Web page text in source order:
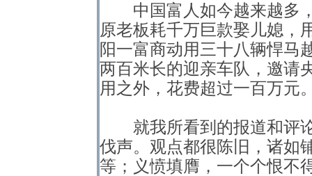
中国富人如今越来越多，
原老板耗千万巨款娶儿媳，
阳一富商动用三十八辆悍马
两百米长的迎亲车队，邀请
用之外，花费超过一百万元
就我所看到的报道和评论
伐声。观点都很陈旧，诸如
等；义愤填膺，一个个恨不